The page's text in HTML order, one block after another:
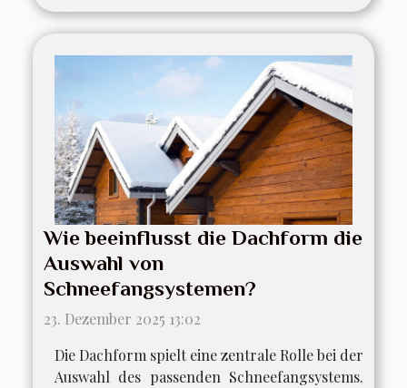
Wie beeinflusst die Dachform die
Auswahl von
Schneefangsystemen?
23. Dezember 2025 13:02
Die Dachform spielt eine zentrale Rolle bei der
Auswahl des passenden Schneefangsystems.